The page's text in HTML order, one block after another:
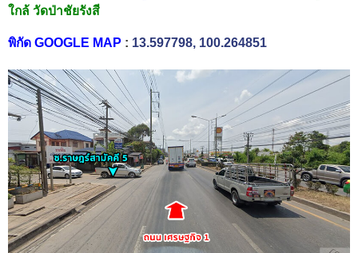
ใกล้ วัดป่าชัยรังสี
พิกัด GOOGLE MAP : 13.597798, 100.264851